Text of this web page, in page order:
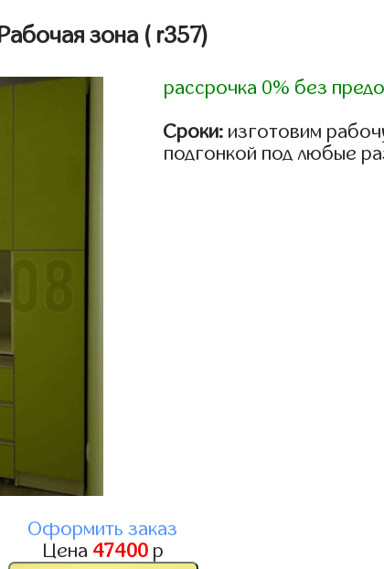
Рабочая зона ( r357)
рассрочка 0% без
Сроки: изготовим
подгонкой под любые
Оформить заказ
Цена 47400р